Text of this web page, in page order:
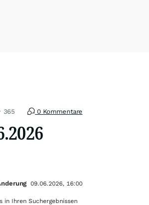
365 0 Kommentare
09.06.2026, 16:00
in Ihren Suchergebnissen